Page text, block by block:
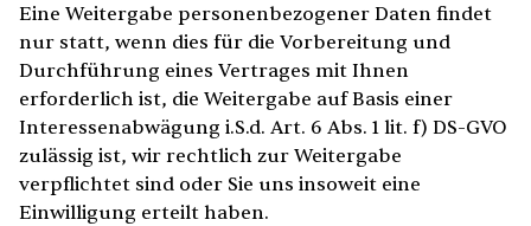
Eine Weitergabe personenbezogener Daten findet
nur statt, wenn dies für die Vorbereitung und
Durchführung eines Vertrages mit Ihnen
erforderlich ist, die Weitergabe auf Basis einer
Interessenabwägung i.S.d. Art. 6 Abs. 1 lit. f) DS-GVO
zulässig ist, wir rechtlich zur Weitergabe
verpflichtet sind oder Sie uns insoweit eine
Einwilligung erteilt haben.